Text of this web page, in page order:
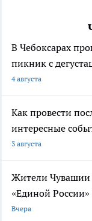
В Чебоксарах
пикник с
4 августа
Как провести
интересные
3 августа
Жители Чувашии
«Единой
Вчера